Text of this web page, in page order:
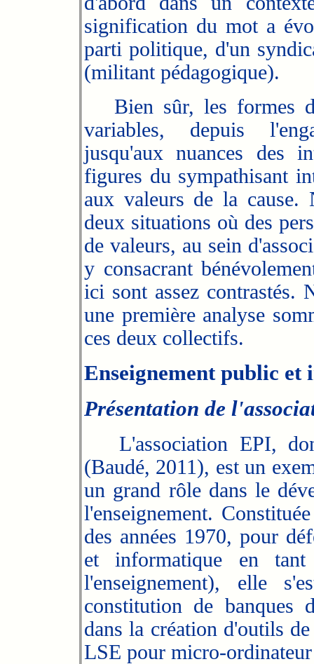
signification du mot a
parti politique, d'un
(militant pédagogique).
Bien sûr, les formes
variables, depuis
jusqu'aux nuances des
figures du sympathisant
aux valeurs de la
deux situations où des
de valeurs, au sein
y consacrant
ici sont assez contrastés.
une première analyse
ces deux collectifs.
Enseignement public
Présentation de
L'association EPI,
(Baudé, 2011), est un
un grand rôle dans le
l'enseignement.
des années 1970, pour
et informatique en
l'enseignement), elle
constitution de banques
dans la création d'outils
LSE pour micro-